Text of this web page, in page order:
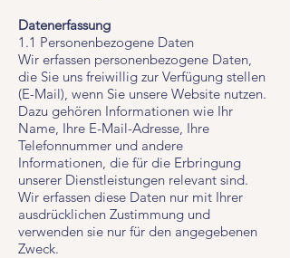
Datenerfassung
1.1 Personenbezogene Daten
Wir erfassen personenbezogene Daten,
die Sie uns freiwillig zur Verfügung stellen
(E-Mail), wenn Sie unsere Website nutzen.
Dazu gehören Informationen wie Ihr
Name, Ihre E-Mail-Adresse, Ihre
Telefonnummer und andere
Informationen, die für die Erbringung
unserer Dienstleistungen relevant sind.
Wir erfassen diese Daten nur mit Ihrer
ausdrücklichen Zustimmung und
verwenden sie nur für den angegebenen
Zweck.